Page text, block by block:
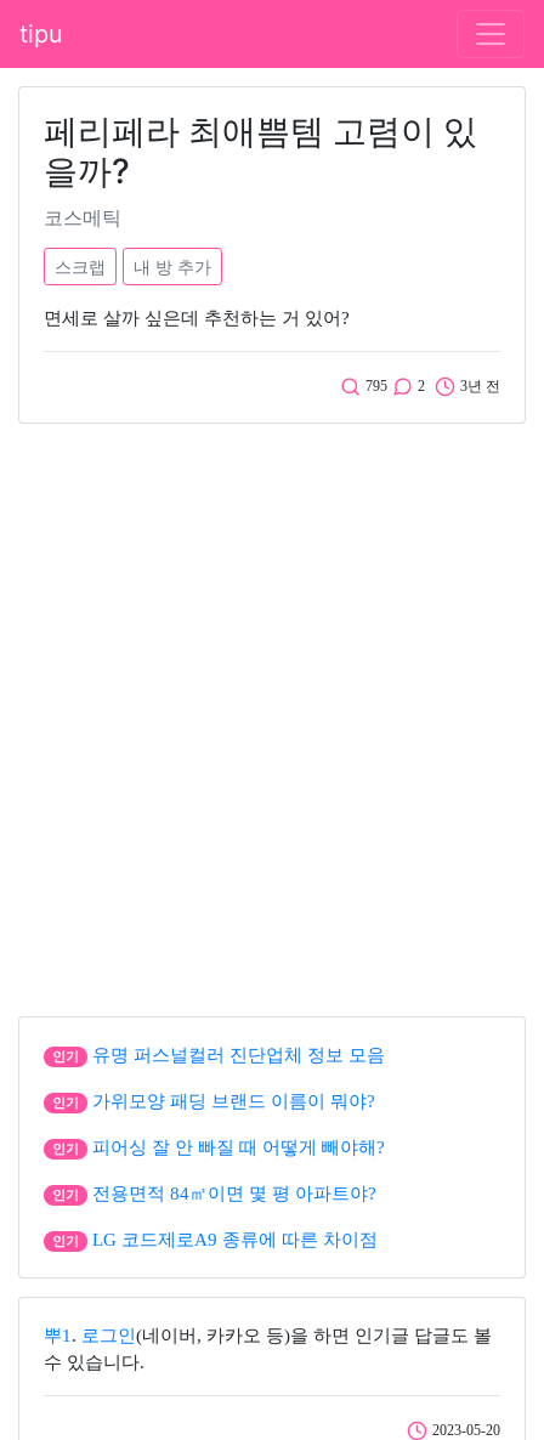
tipu
페리페라 최애쁨템 고렴이 있
을까?
코스메틱
스크랩 내 방 추가
면세로 살까 싶은데 추천하는 거 있어?
795 2 3년 전
인기 유명 퍼스널컬러 진단업체 정보 모음
인기 가위모양 패딩 브랜드 이름이 뭐야?
인기 피어싱 잘 안 빠질 때 어떻게 빼야해?
인기 전용면적 84㎡이면 몇 평 아파트야?
인기 LG 코드제로A9 종류에 따른 차이점
뿌1 . 로그인 (네이버, 카카오 등)을 하면 인기글 답글도 볼
수 있습니다.
2023-05-20